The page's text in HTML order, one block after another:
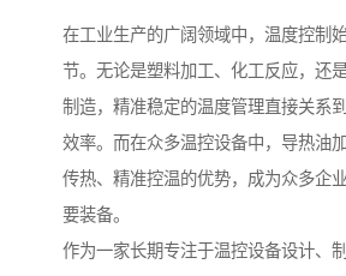
在工业生产的广阔领域中，温度控制
节。无论是塑料加工、化工反应，还
制造，精准稳定的温度管理直接关系
效率。而在众多温控设备中，导热油
传热、精准控温的优势，成为众多企
要装备。
作为一家长期专注于温控设备设计、